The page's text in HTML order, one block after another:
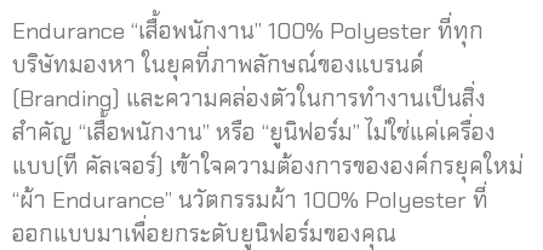
Endurance “เสื้อพนักงาน” 100% Polyester ที่ทุก
บริษัทมองหา ในยุคที่ภาพลักษณ์ของแบรนด์
(Branding) และความคล่องตัวในการทำงานเป็นสิ่ง
สำคัญ “เสื้อพนักงาน” หรือ “ยูนิฟอร์ม” ไม่ใช่แค่เครื่อง
แบบ(ที คัลเจอร์) เข้าใจความต้องการขององค์กรยุคใหม่
“ผ้า Endurance” นวัตกรรมผ้า 100% Polyester ที่
ออกแบบมาเพื่อยกระดับยูนิฟอร์มของคุณ